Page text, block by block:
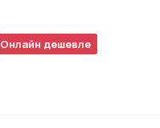
Онлайн дешевле